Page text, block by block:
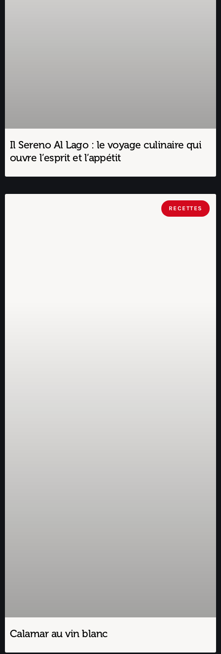
Il Sereno Al Lago : le voyage culinaire qui
ouvre l’esprit et l’appétit
RECETTES
Calamar au vin blanc